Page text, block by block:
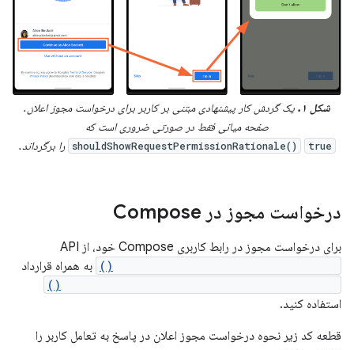
شکل ۱.
یک گردش کار پیشنهادی مبتنی بر کاربر برای درخواست مجوز اعلان.
صفحه میانی فقط در صورتی ضروری است که
shouldShowRequestPermissionRationale() true را برگرداند.
درخواست مجوز در Compose
برای درخواست مجوز در رابط کاربری Compose خود، از API
به همراه قرارداد
استفاده کنید.
قطعه کد زیر نحوه درخواست مجوز اعلان در پاسخ به تعامل کاربر را